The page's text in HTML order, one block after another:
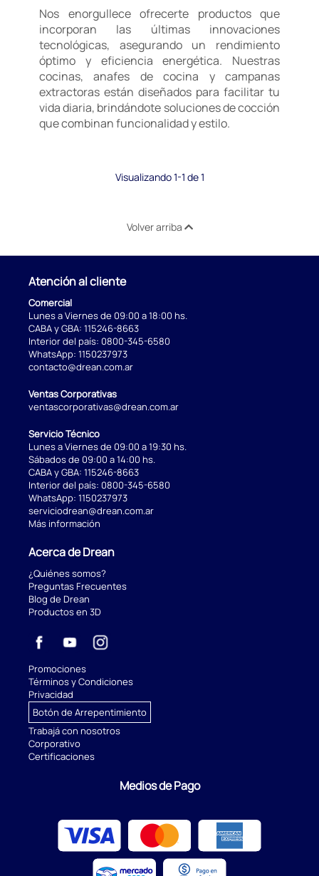
Nos enorgullece ofrecerte productos que
incorporan las últimas innovaciones
tecnológicas, asegurando un rendimiento
óptimo y eficiencia energética. Nuestras
cocinas, anafes de cocina y campanas
extractoras están diseñados para facilitar tu
vida diaria, brindándote soluciones de cocción
que combinan funcionalidad y estilo.
Visualizando 1-1 de 1
Volver arriba
Atención al cliente
Comercial
Lunes a Viernes de 09:00 a 18:00 hs.
CABA y GBA: 115246-8663
Interior del país: 0800-345-6580
WhatsApp: 1150237973
contacto@drean.com.ar
Ventas Corporativas
ventascorporativas@drean.com.ar
Servicio Técnico
Lunes a Viernes de 09:00 a 19:30 hs.
Sábados de 09:00 a 14:00 hs.
CABA y GBA: 115246-8663
Interior del país: 0800-345-6580
WhatsApp: 1150237973
serviciodrean@drean.com.ar
Más información
Acerca de Drean
¿Quiénes somos?
Preguntas Frecuentes
Blog de Drean
Productos en 3D
Promociones
Términos y Condiciones
Privacidad
Botón de Arrepentimiento
Trabajá con nosotros
Corporativo
Certificaciones
Medios de Pago